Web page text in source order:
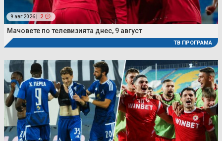
9 авг 2026 | 2
Мачовете по телевизията днес, 9 август
ТВ ПРОГРАМА